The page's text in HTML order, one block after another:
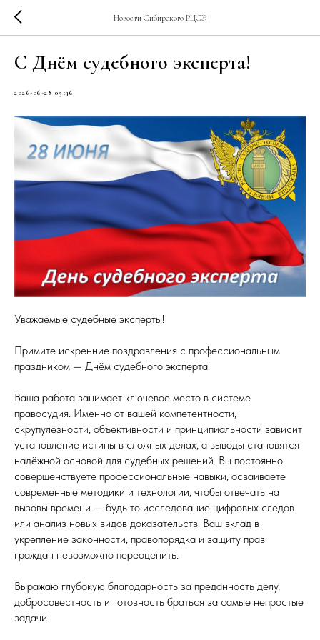
Новости Сибирского РЦСЭ
C Днём судебного эксперта!
2026-06-28 05:36
Уважаемые судебные эксперты!
Примите искренние поздравления с профессиональным
праздником — Днём судебного эксперта!
Ваша работа занимает ключевое место в системе
правосудия. Именно от вашей компетентности,
скрупулёзности, объективности и принципиальности зависит
установление истины в сложных делах, а выводы становятся
надёжной основой для судебных решений. Вы постоянно
совершенствуете профессиональные навыки, осваиваете
современные методики и технологии, чтобы отвечать на
вызовы времени — будь то исследование цифровых следов
или анализ новых видов доказательств. Ваш вклад в
укрепление законности, правопорядка и защиту прав
граждан невозможно переоценить.
Выражаю глубокую благодарность за преданность делу,
добросовестность и готовность браться за самые непростые
задачи.